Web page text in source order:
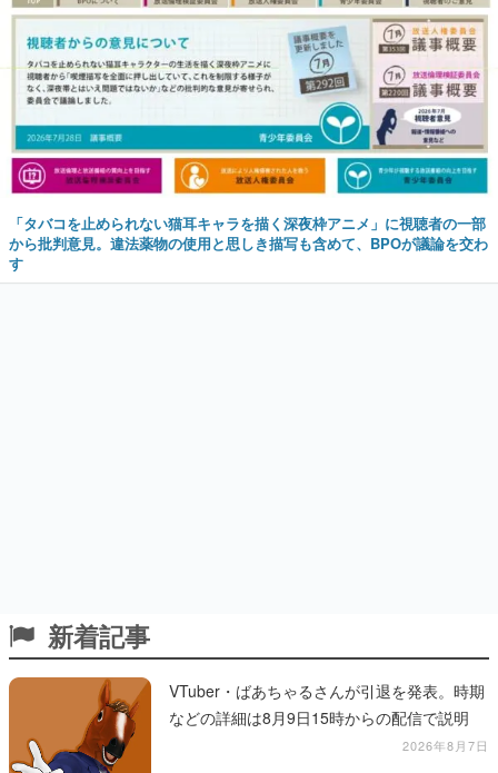
「タバコを止められない猫耳キャラを描く深夜枠アニメ」に視聴者の一部
から批判意見。違法薬物の使用と思しき描写も含めて、BPOが議論を交わ
す
新着記事
VTuber・ばあちゃるさんが引退を発表。時期
などの詳細は8月9日15時からの配信で説明
2026年8月7日